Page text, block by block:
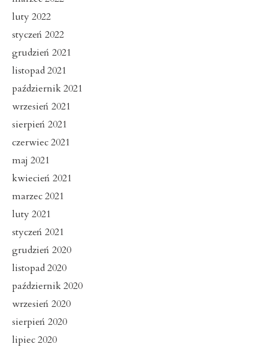
luty 2022
styczeń 2022
grudzień 2021
listopad 2021
październik 2021
wrzesień 2021
sierpień 2021
czerwiec 2021
maj 2021
kwiecień 2021
marzec 2021
luty 2021
styczeń 2021
grudzień 2020
listopad 2020
październik 2020
wrzesień 2020
sierpień 2020
lipiec 2020